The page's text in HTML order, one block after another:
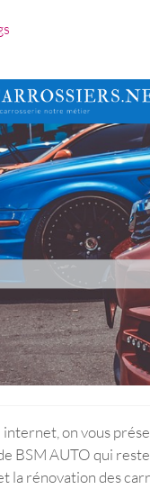
internet, on vous
BSM AUTO qui
la rénovation des